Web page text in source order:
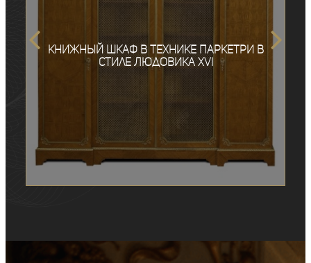
Книжный шкаф в технике паркетри в
стиле Людовика XVI